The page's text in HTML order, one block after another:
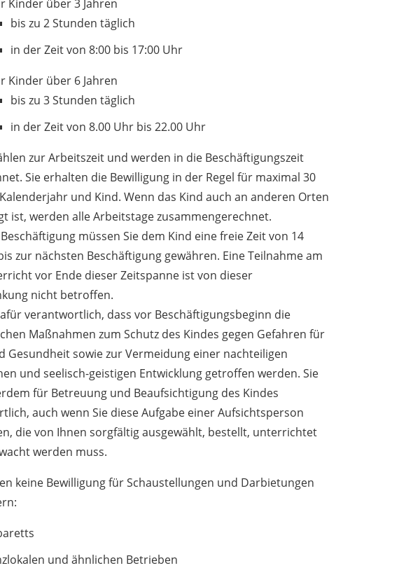
Kinder über 3 Jahren
bis zu 2 Stunden täglich
in der Zeit von 8:00 bis 17:00 Uhr
Kinder über 6 Jahren
bis zu 3 Stunden täglich
in der Zeit von 8.00 Uhr bis 22.00 Uhr
zur Arbeitszeit und werden in die Beschäftigungszeit
Sie erhalten die Bewilligung in der Regel für maximal 30
und Kind. Wenn das Kind auch an anderen Orten
ist, werden alle Arbeitstage zusammengerechnet.
müssen Sie dem Kind eine freie Zeit von 14
zur nächsten Beschäftigung gewähren. Eine Teilnahme am
vor Ende dieser Zeitspanne ist von dieser
nicht betroffen.
verantwortlich, dass vor Beschäftigungsbeginn die
Maßnahmen zum Schutz des Kindes gegen Gefahren für
Gesundheit sowie zur Vermeidung einer nachteiligen
und seelisch-geistigen Entwicklung getroffen werden. Sie
für Betreuung und Beaufsichtigung des Kindes
auch wenn Sie diese Aufgabe einer Aufsichtsperson
die von Ihnen sorgfältig ausgewählt, bestellt, unterrichtet
werden muss.
keine Bewilligung für Schaustellungen und Darbietungen
und ähnlichen Betrieben